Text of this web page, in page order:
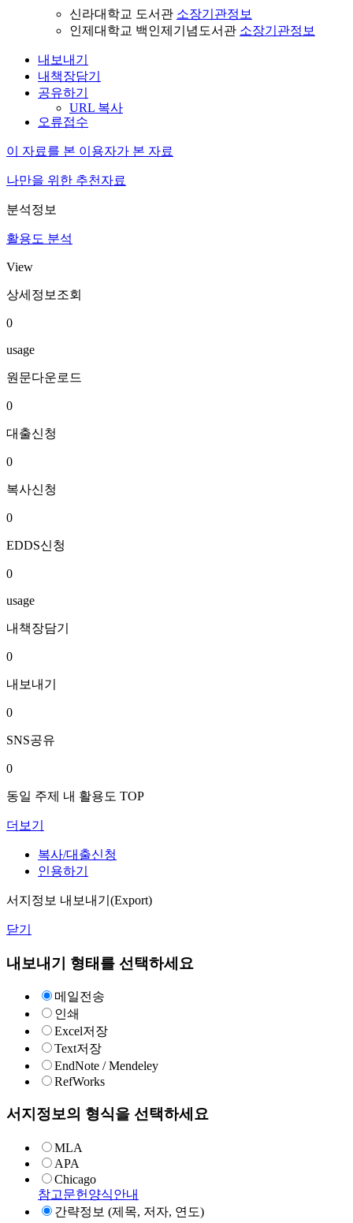
신라대학교 도서관 소장기관정보
인제대학교 백인제기념도서관 소장기관정보
내보내기
내책장담기
공유하기
URL 복사
오류접수
이 자료를 본 이용자가 본 자료
나만을 위한 추천자료
분석정보
활용도 분석
View
상세정보조회
0
usage
원문다운로드
0
대출신청
0
복사신청
0
EDDS신청
0
usage
내책장담기
0
내보내기
0
SNS공유
0
동일 주제 내 활용도 TOP
더보기
복사/대출신청
인용하기
서지정보 내보내기(Export)
닫기
내보내기 형태를 선택하세요
메일전송
인쇄
Excel저장
Text저장
EndNote / Mendeley
RefWorks
서지정보의 형식을 선택하세요
MLA
APA
Chicago
참고문헌양식안내
간략정보 (제목, 저자, 연도)